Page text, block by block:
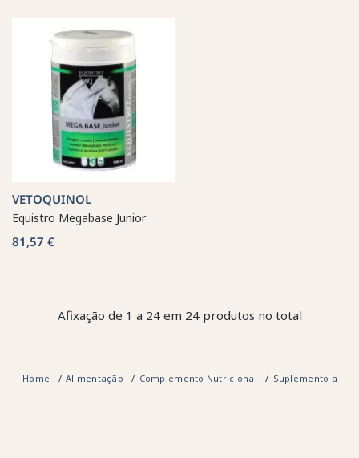
VETOQUINOL
Equistro Megabase Junior
81,57 €
Afixação de 1 a 24 em 24 produtos no total
Home Alimentação Complemento Nutricional Suplemento